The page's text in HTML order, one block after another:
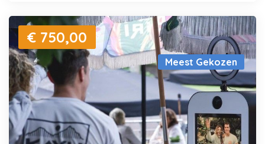
Meest Gekozen
€ 750,00